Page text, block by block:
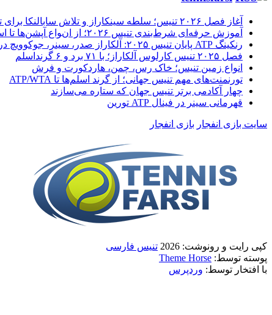
آغاز فصل ۲۰۲۶ تنیس؛ سلطه سینکاراز و تلاش سابالنکا برای تاریخ‌سازی
آموزش حرفه‌ای شرط‌بندی تنیس ۲۰۲۶؛ از انواع آپشن‌ها تا استراتژی‌های سودآور
رنکینگ ATP پایان تنیس ۲۰۲۵: آلکاراز صدر، سینر، جوکوویچ در
فصل ۲۰۲۵ تنیس کارلوس آلکاراز؛ با ۷۱ برد و ۶ گرنداسلم
انواع زمین تنیس؛ خاک رس، چمن، هاردکورت و فرش
تورنمنت‌های مهم تنیس جهانی؛ از گرند اسلم‌ها تا ATP/WTA
چهار آکادمی برتر تنیس جهان که ستاره می‌سازند
قهرمانی سینر در فینال ATP تورین
سایت بازی انفجار بازی انفجار
کپی رایت و رونوشت: 2026
تنیس فارسی
پوسته توسط: Theme Horse
با افتخار توسط: وردپرس